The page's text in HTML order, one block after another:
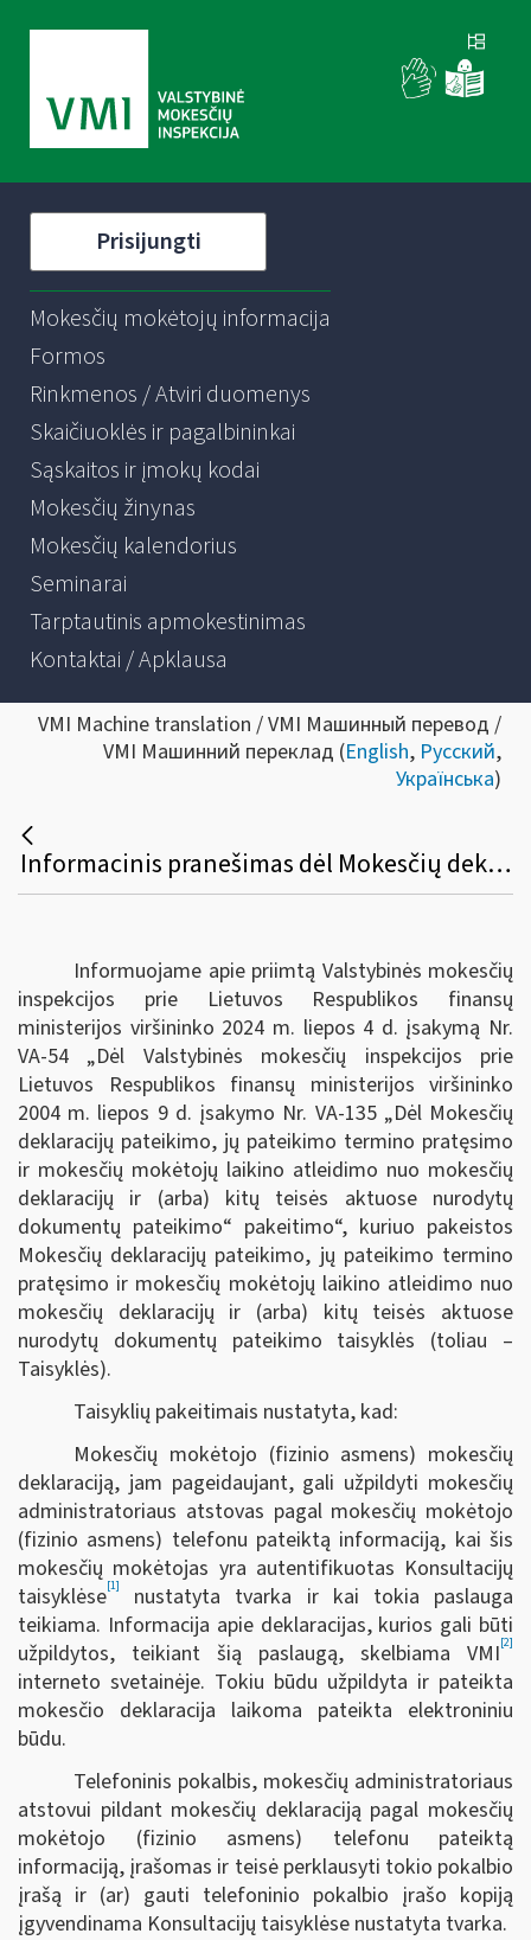
Prisijungti
Mokesčių mokėtojų informacija
Formos
Rinkmenos / Atviri duomenys
Skaičiuoklės ir pagalbininkai
Sąskaitos ir įmokų kodai
Mokesčių žinynas
Mokesčių kalendorius
Seminarai
Tarptautinis apmokestinimas
Kontaktai / Apklausa
VMI Machine translation / VMI Машинный перевод /
VMI Машинний переклад (English, Русский,
Українська)
Informacinis pranešimas dėl Mokesčių deklaracijų pateikimo, jų pateikimo termino pratęsimo ir mokesčių mokėtojų laikino atleidimo nuo mokesčių deklaracijų ir (arba) kitų teisės aktuose nurodytų dokumentų pateikimo taisyklių pakeitimo
Informuojame apie priimtą Valstybinės mokesčių
inspekcijos prie Lietuvos Respublikos finansų
ministerijos viršininko 2024 m. liepos 4 d. įsakymą Nr.
VA-54 „Dėl Valstybinės mokesčių inspekcijos prie
Lietuvos Respublikos finansų ministerijos viršininko
2004 m. liepos 9 d. įsakymo Nr. VA-135 „Dėl Mokesčių
deklaracijų pateikimo, jų pateikimo termino pratęsimo
ir mokesčių mokėtojų laikino atleidimo nuo mokesčių
deklaracijų ir (arba) kitų teisės aktuose nurodytų
dokumentų pateikimo“ pakeitimo“, kuriuo pakeistos
Mokesčių deklaracijų pateikimo, jų pateikimo termino
pratęsimo ir mokesčių mokėtojų laikino atleidimo nuo
mokesčių deklaracijų ir (arba) kitų teisės aktuose
nurodytų dokumentų pateikimo taisyklės (toliau –
Taisyklės).
Taisyklių pakeitimais nustatyta, kad:
Mokesčių mokėtojo (fizinio asmens) mokesčių
deklaraciją, jam pageidaujant, gali užpildyti mokesčių
administratoriaus atstovas pagal mokesčių mokėtojo
(fizinio asmens) telefonu pateiktą informaciją, kai šis
mokesčių mokėtojas yra autentifikuotas Konsultacijų
taisyklėse[1]
nustatyta tvarka ir kai tokia paslauga
teikiama. Informacija apie deklaracijas, kurios gali būti
užpildytos, teikiant šią paslaugą, skelbiama VMI[2]
interneto svetainėje. Tokiu būdu užpildyta ir pateikta
mokesčio deklaracija laikoma pateikta elektroniniu
būdu.
Telefoninis pokalbis, mokesčių administratoriaus
atstovui pildant mokesčių deklaraciją pagal mokesčių
mokėtojo (fizinio asmens) telefonu pateiktą
informaciją, įrašomas ir teisė perklausyti tokio pokalbio
įrašą ir (ar) gauti telefoninio pokalbio įrašo kopiją
įgyvendinama Konsultacijų taisyklėse nustatyta tvarka.